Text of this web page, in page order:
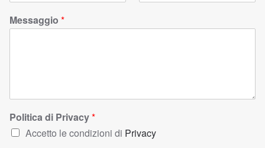
Messaggio *
Politica di Privacy*
Accetto le condizioni di Privacy